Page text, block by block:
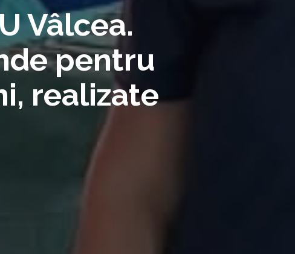
Vâlcea.
pentru
realizate